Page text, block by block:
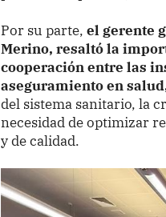
Por su parte,el gerente
Merino, resaltó la
cooperación entre las
aseguramiento en
del sistema sanitario, la
necesidad de optimizar
y de calidad.